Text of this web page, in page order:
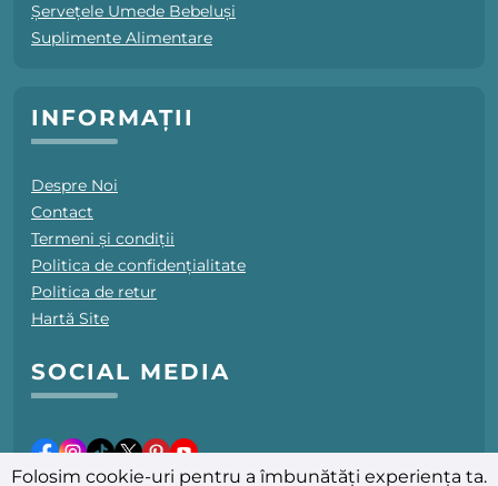
Șervețele Umede Bebeluși
Suplimente Alimentare
INFORMAȚII
Despre Noi
Contact
Termeni și condiții
Politica de confidențialitate
Politica de retur
Hartă Site
SOCIAL MEDIA
Folosim cookie-uri pentru a îmbunătăți experiența ta.